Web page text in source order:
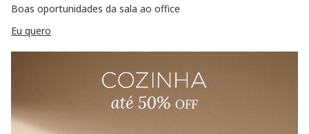
Boas oportunidades da sala ao office
Eu quero